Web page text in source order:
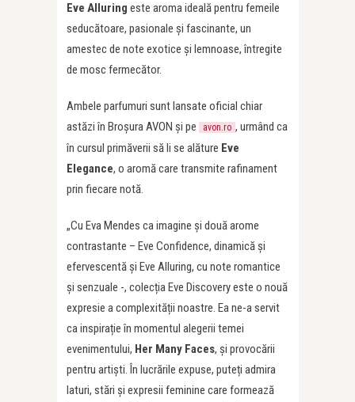
Eve Alluring este aroma ideală pentru femeile
seducătoare, pasionale și fascinante, un
amestec de note exotice și lemnoase, întregite
de mosc fermecător.
Ambele parfumuri sunt lansate oficial chiar
astăzi în Broșura AVON și pe
avon.ro , urmând ca
în cursul primăverii să li se alăture Eve
Elegance, o aromă care transmite rafinament
prin fiecare notă.
„Cu Eva Mendes ca imagine și două arome
contrastante – Eve Confidence, dinamică și
efervescentă și Eve Alluring, cu note romantice
și senzuale -, colecția Eve Discovery este o nouă
expresie a complexității noastre. Ea ne-a servit
ca inspirație în momentul alegerii temei
evenimentului, Her Many Faces, și provocării
pentru artiști. În lucrările expuse, puteți admira
laturi, stări și expresii feminine care formează